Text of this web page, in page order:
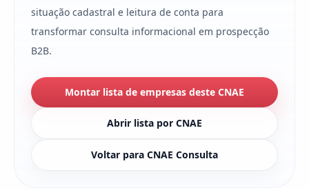
situação cadastral e leitura de conta para
transformar consulta informacional em prospecção
B2B.
Montar lista de empresas deste CNAE
Abrir lista por CNAE
Voltar para CNAE Consulta